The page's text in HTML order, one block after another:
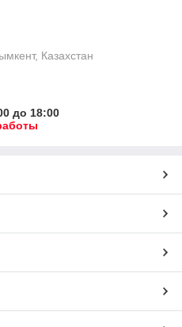
Казахстан
до 18:00